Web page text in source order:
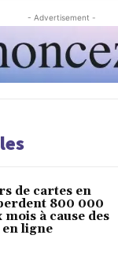
- Advertisement -
de cartes en
800 000
à cause des
ligne